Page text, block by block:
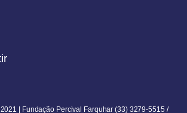
| Fundação Percival Farquhar (33) 3279-5515 /